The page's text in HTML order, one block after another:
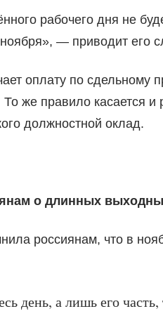
рабочего дня не
— приводит его
оплату по сдельному
же правило касается и
должностной оклад.
о длинных
россиянам, что в
день, а лишь его